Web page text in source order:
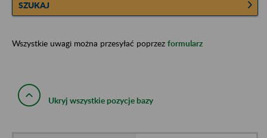
SZUKAJ
Wszystkie uwagi można przesyłać poprzez formularz
Ukryj wszystkie pozycje bazy